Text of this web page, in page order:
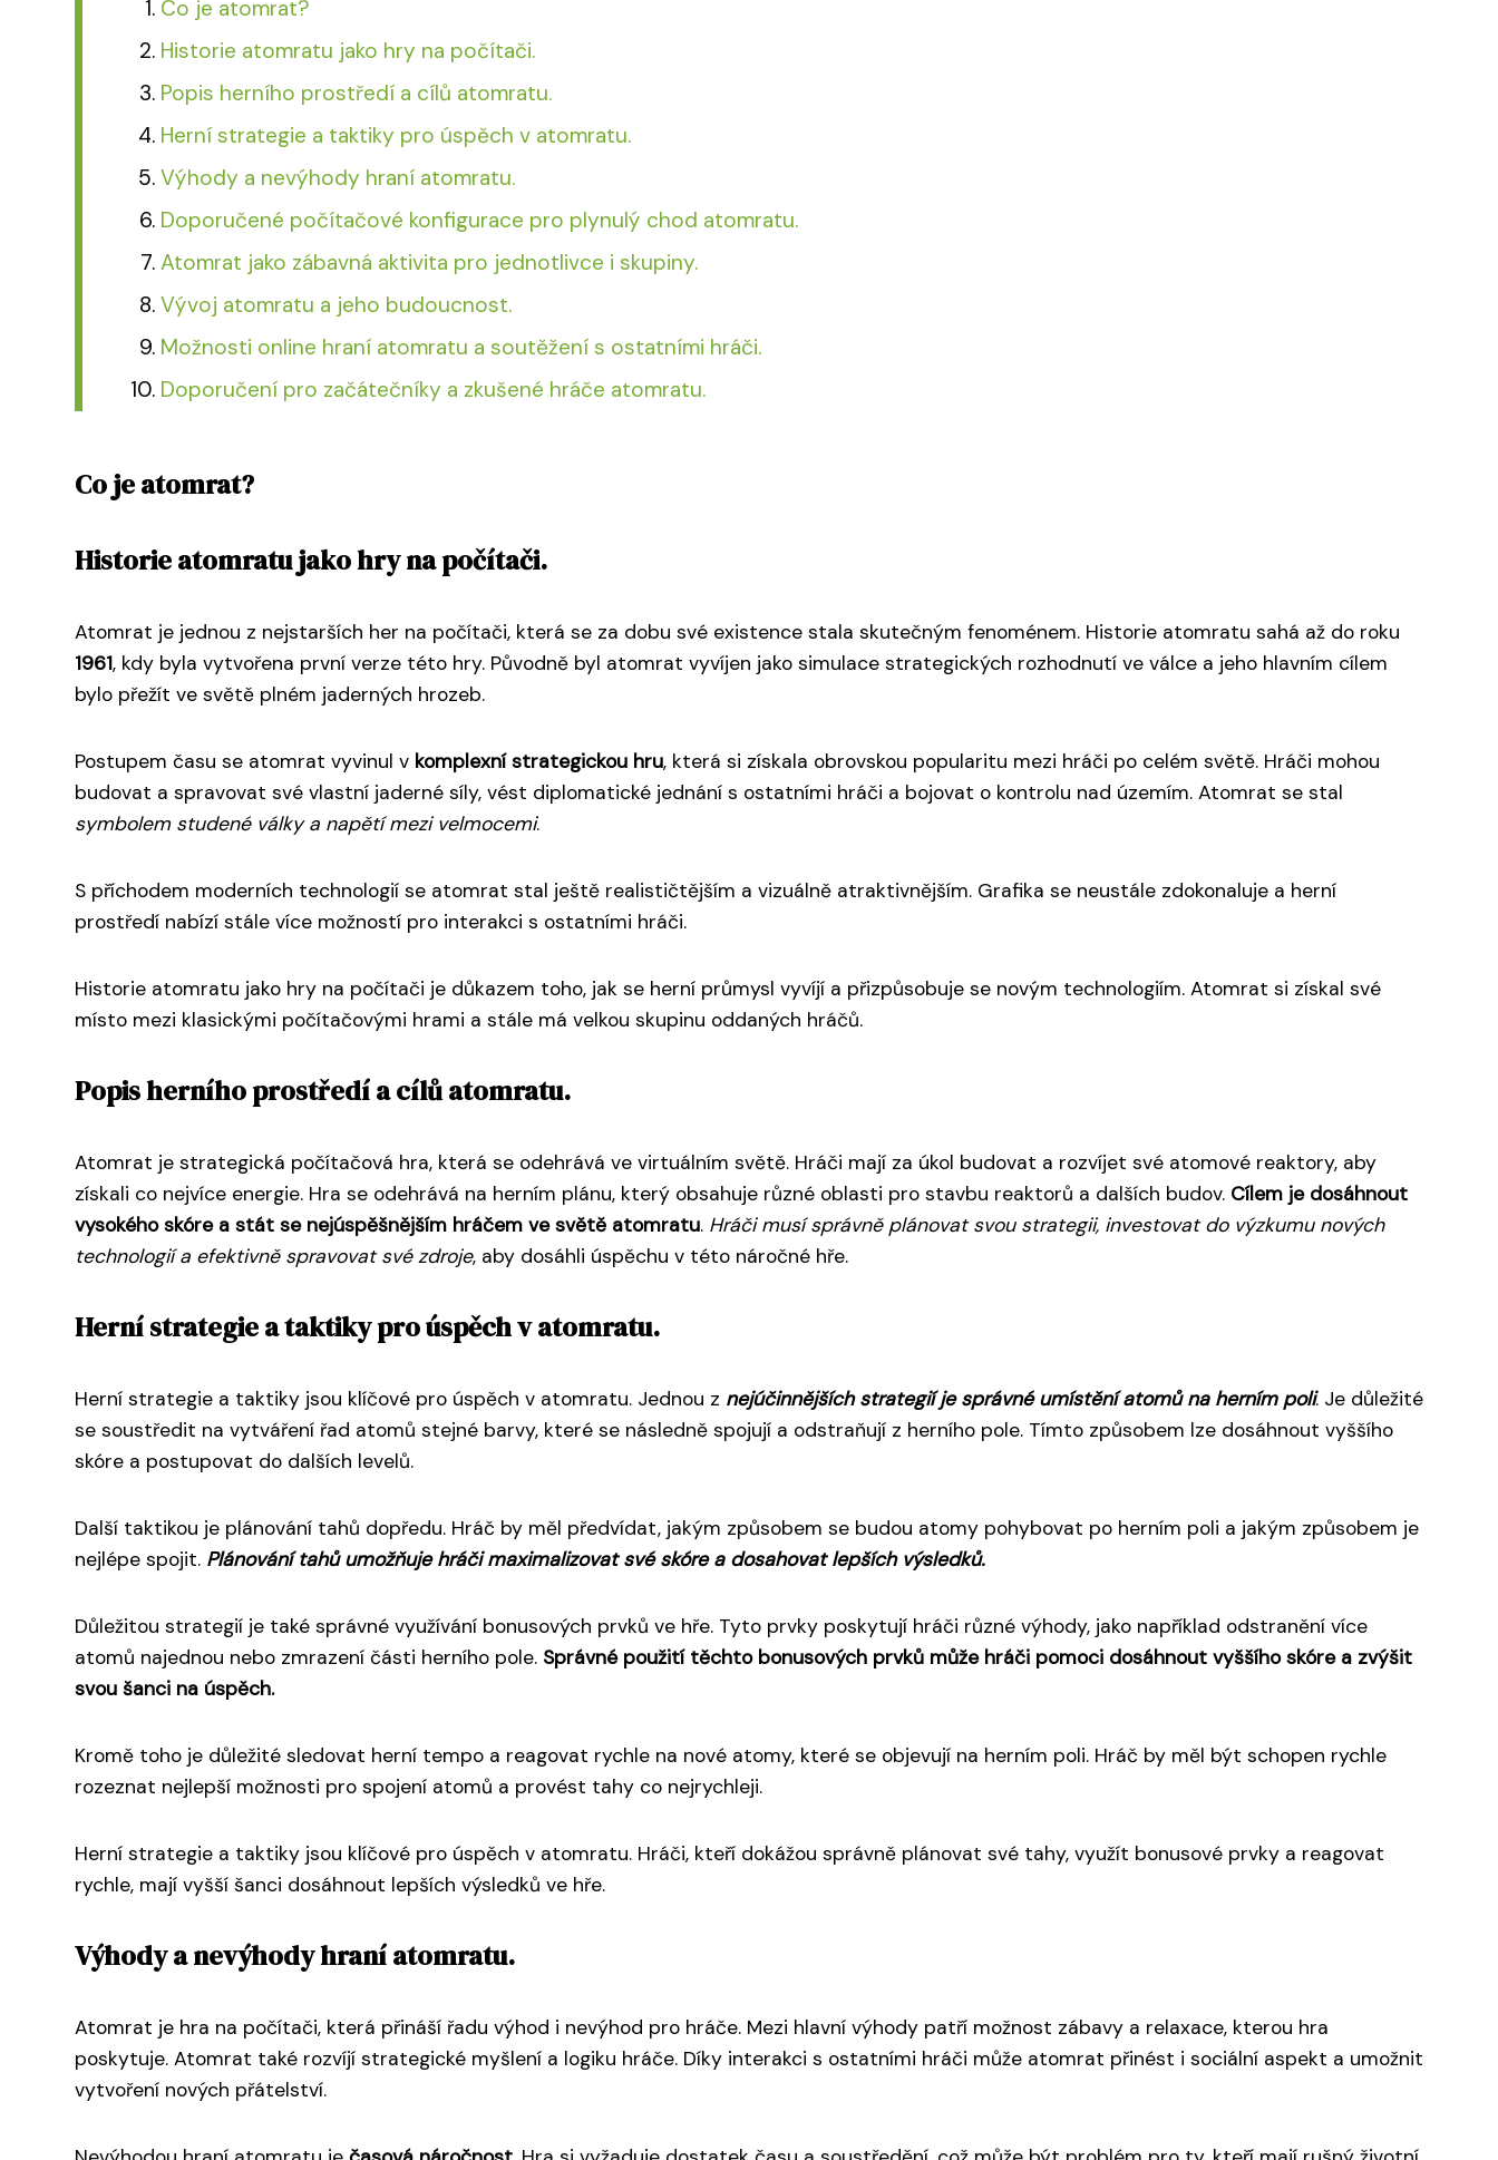
Co je atomrat?
Historie atomratu jako hry na počítači.
Popis herního prostředí a cílů atomratu.
Herní strategie a taktiky pro úspěch v atomratu.
Výhody a nevýhody hraní atomratu.
Doporučené počítačové konfigurace pro plynulý chod atomratu.
Atomrat jako zábavná aktivita pro jednotlivce i skupiny.
Vývoj atomratu a jeho budoucnost.
Možnosti online hraní atomratu a soutěžení s ostatními hráči.
Doporučení pro začátečníky a zkušené hráče atomratu.
Co je atomrat?
Historie atomratu jako hry na počítači.
Atomrat je jednou z nejstarších her na počítači, která se za dobu své existence stala skutečným fenoménem. Historie atomratu sahá až do roku
1961, kdy byla vytvořena první verze této hry. Původně byl atomrat vyvíjen jako simulace strategických rozhodnutí ve válce a jeho hlavním cílem
bylo přežít ve světě plném jaderných hrozeb.
Postupem času se atomrat vyvinul v komplexní strategickou hru, která si získala obrovskou popularitu mezi hráči po celém světě. Hráči mohou
budovat a spravovat své vlastní jaderné síly, vést diplomatické jednání s ostatními hráči a bojovat o kontrolu nad územím. Atomrat se stal
symbolem studené války a napětí mezi velmocemi.
S příchodem moderních technologií se atomrat stal ještě realističtějším a vizuálně atraktivnějším. Grafika se neustále zdokonaluje a herní
prostředí nabízí stále více možností pro interakci s ostatními hráči.
Historie atomratu jako hry na počítači je důkazem toho, jak se herní průmysl vyvíjí a přizpůsobuje se novým technologiím. Atomrat si získal své
místo mezi klasickými počítačovými hrami a stále má velkou skupinu oddaných hráčů.
Popis herního prostředí a cílů atomratu.
Atomrat je strategická počítačová hra, která se odehrává ve virtuálním světě. Hráči mají za úkol budovat a rozvíjet své atomové reaktory, aby
získali co nejvíce energie. Hra se odehrává na herním plánu, který obsahuje různé oblasti pro stavbu reaktorů a dalších budov. Cílem je dosáhnout
vysokého skóre a stát se nejúspěšnějším hráčem ve světě atomratu. Hráči musí správně plánovat svou strategii, investovat do výzkumu nových
technologií a efektivně spravovat své zdroje, aby dosáhli úspěchu v této náročné hře.
Herní strategie a taktiky pro úspěch v atomratu.
Herní strategie a taktiky jsou klíčové pro úspěch v atomratu. Jednou z nejúčinnějších strategií je správné umístění atomů na herním poli. Je důležité
se soustředit na vytváření řad atomů stejné barvy, které se následně spojují a odstraňují z herního pole. Tímto způsobem lze dosáhnout vyššího
skóre a postupovat do dalších levelů.
Další taktikou je plánování tahů dopředu. Hráč by měl předvídat, jakým způsobem se budou atomy pohybovat po herním poli a jakým způsobem je
nejlépe spojit. Plánování tahů umožňuje hráči maximalizovat své skóre a dosahovat lepších výsledků.
Důležitou strategií je také správné využívání bonusových prvků ve hře. Tyto prvky poskytují hráči různé výhody, jako například odstranění více
atomů najednou nebo zmrazení části herního pole. Správné použití těchto bonusových prvků může hráči pomoci dosáhnout vyššího skóre a zvýšit
svou šanci na úspěch.
Kromě toho je důležité sledovat herní tempo a reagovat rychle na nové atomy, které se objevují na herním poli. Hráč by měl být schopen rychle
rozeznat nejlepší možnosti pro spojení atomů a provést tahy co nejrychleji.
Herní strategie a taktiky jsou klíčové pro úspěch v atomratu. Hráči, kteří dokážou správně plánovat své tahy, využít bonusové prvky a reagovat
rychle, mají vyšší šanci dosáhnout lepších výsledků ve hře.
Výhody a nevýhody hraní atomratu.
Atomrat je hra na počítači, která přináší řadu výhod i nevýhod pro hráče. Mezi hlavní výhody patří možnost zábavy a relaxace, kterou hra
poskytuje. Atomrat také rozvíjí strategické myšlení a logiku hráče. Díky interakci s ostatními hráči může atomrat přinést i sociální aspekt a umožnit
vytvoření nových přátelství.